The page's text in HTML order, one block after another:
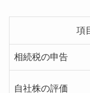
項
相続税の申告
自社株の評価